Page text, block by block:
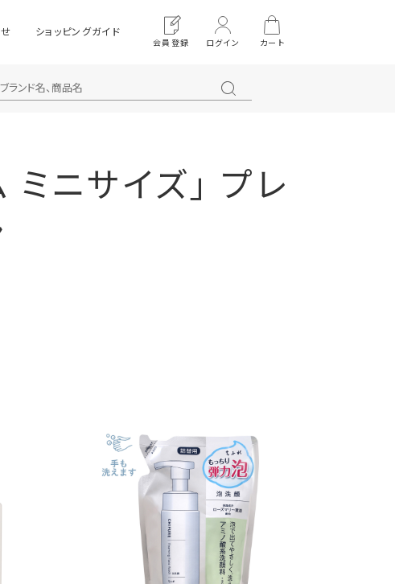
ショッピングガイド
会員登録 ログイン カート
ニサイズ」 プレ